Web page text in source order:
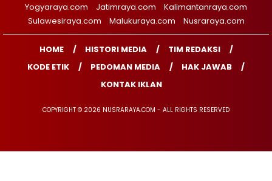
Yogyaraya.com
Jatimraya.com
Kalimantanraya.com
Sulawesiraya.com
Malukuraya.com Nusraraya.com
HOME HISTORI MEDIA
TIM REDAKSI
KODE ETIK
PEDOMAN MEDIA
HAK JAWAB
KONTAK IKLAN
COPYRIGHT © 2026 NUSRARAYA.COM - ALL RIGHTS RESERVED